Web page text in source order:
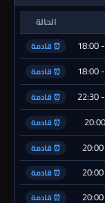
الحالة
⏰ قادمة
⏰ قادمة
⏰ قادمة
⏰ قادمة
⏰ قادمة
⏰ قادمة
⏰ قادمة